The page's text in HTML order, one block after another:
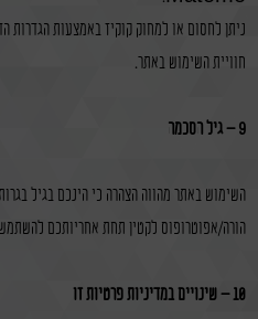
ניתן לחסום או למחוק קוקיז באמצעות
חוויית השימוש באתר.
9 – גיל הסכמה
השימוש באתר מהווה הצהרה כי הינכם בגיל
הורה/אפוטרופוס לקטין תחת אחריותכם
10 – שינויים במדיניות פרטיות זו